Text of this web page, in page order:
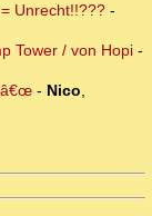
Unrecht!!???-
Tower / von Hopi-
- Nico,